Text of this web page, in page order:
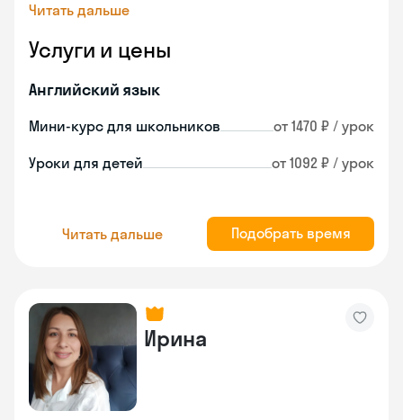
Читать дальше
Услуги и цены
Английский язык
Мини-курс для школьников от 1470 ₽ / урок
Уроки для детей от 1092 ₽ / урок
Читать дальше Подобрать время
Ирина